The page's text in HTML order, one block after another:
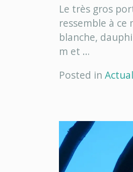
Le très gros
ressemble à ce
blanche,
m et …
Posted in